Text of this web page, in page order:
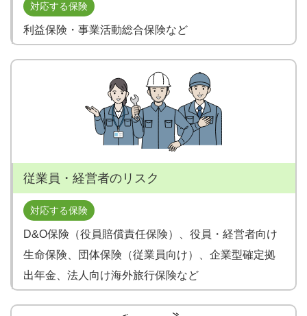
対応する保険
利益保険・事業活動総合保険など
従業員・経営者のリスク
対応する保険
D&O保険（役員賠償責任保険）、役員・経営者向け
生命保険、団体保険（従業員向け）、企業型確定拠
出年金、法人向け海外旅行保険など